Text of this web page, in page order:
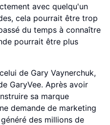
avec quelqu'un
cela pourrait être trop
du temps à connaître
pourrait être plus
de Gary Vaynerchuk,
GaryVee. Après avoir
sa marque
demande de marketing
des millions de